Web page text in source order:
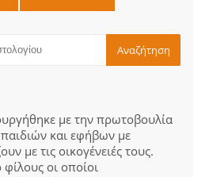
με την πρωτοβουλία
και εφήβων με
με τις οικογένειές τους.
οι οποίοι